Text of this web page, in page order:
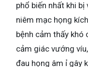
phổ biến nhất khi
niêm mạc họng
bệnh cảm thấy khó
cảm giác vướng
đau họng âm ỉ gây